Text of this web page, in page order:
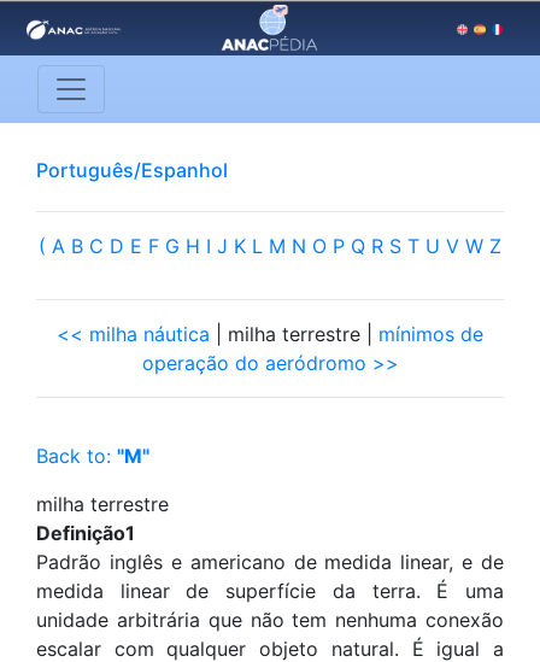
Português/Espanhol
( A B C D E F G H I J K L M N O P Q R S T U V W Z
<< milha náutica | milha terrestre | mínimos de
operação do aeródromo >>
Back to: "M"
milha terrestre
Definição1
Padrão inglês e americano de medida linear, e de
medida linear de superfície da terra. É uma
unidade arbitrária que não tem nenhuma conexão
escalar com qualquer objeto natural. É igual a